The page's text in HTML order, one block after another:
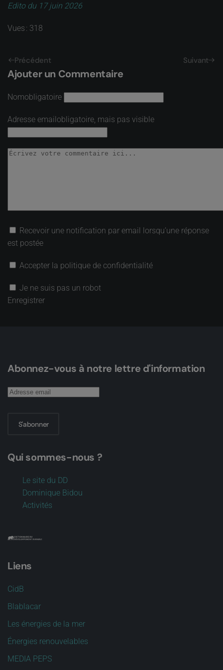
Edito du 17 juin 2026
Vues : 318
Précédent Suivant
Ajouter un Commentaire
Nomobligatoire
Adresse emailobligatoire, mais pas visible
Recevoir une notification par email lorsqu’une réponse
est postée
Accepter la politique de confidentialité
Je ne suis pas un robot
Enregistrer
Abonnez-vous à notre lettre d'information
S'abonner
Qui sommes-nous ?
Le site du DD
Dominique Bidou
Activités
Liens
CidB
Blablacar
Les énergies de la mer
Énergies renouvelables
MEDIA PEPS